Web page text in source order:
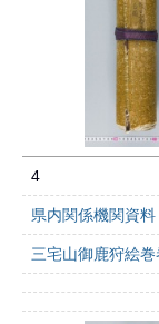
4
県内関係機関資料
三宅山御鹿狩絵巻